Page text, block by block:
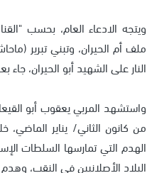
ويتجه الادعاء العام، بحسب
ملف أم الحيران، وتبني تبرير
النار على الشهيد أبو الحيران،
واستشهد المربي يعقوب أبو
من كانون الثاني/ يناير الماضي،
الهدم التي تمارسها السلطات
البلاد الأصلانيين في النقب، وهدم 12 منزلا و8 منشآت زراعية بالقرية.